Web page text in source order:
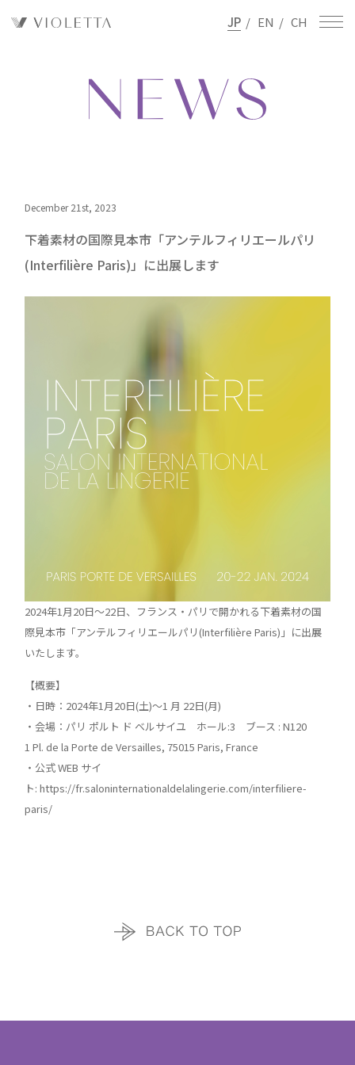
JP / EN / CH
December 21st, 2023
下着素材の国際見本市「アンテルフィリエールパリ
(Interfilière Paris)」に出展します
2024年1月20日〜22日、フランス・パリで開かれる下着素材の国
際見本市「アンテルフィリエールパリ(Interfilière Paris)」に出展
いたします。
【概要】
・日時：2024年1月20日(土)～1 月 22日(月)
・会場：パリ ポルト ド ベルサイユ ホール:3 ブース : N120
1 Pl. de la Porte de Versailles, 75015 Paris, France
・公式 WEB サイ
ト:https://fr.saloninternationaldelalingerie.com/interfiliere-
paris/